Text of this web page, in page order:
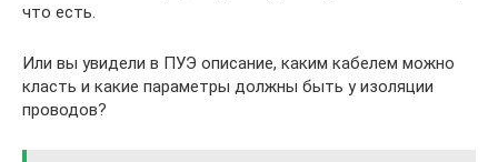
что есть.
Или вы увидели в ПУЭ описание, каким кабелем можно
класть и какие параметры должны быть у изоляции
проводов?